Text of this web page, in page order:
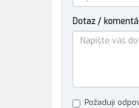
Dotaz /
Požaduji